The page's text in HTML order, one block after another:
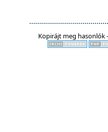
Kopirájt meg hasonlók